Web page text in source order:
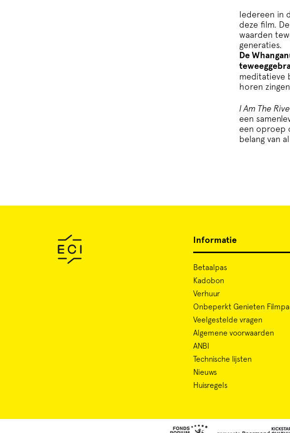
Iedereen in
deze film.
waarden
generaties.
De
meditatieve
horen
I Am The
een
een oproep
belang van
Informatie
Betaalpas
Kadobon
Verhuur
Onbeperkt Genieten
Veelgestelde vragen
Algemene voorwaarden
ANBI
Technische lijsten
Nieuws
Huisregels